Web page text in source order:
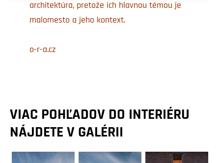
architektúra, pretože ich hlavnou témou je
malomesto a jeho kontext.
o-r-a.cz
VIAC POHĽADOV DO INTERIÉRU
NÁJDETE V GALÉRII